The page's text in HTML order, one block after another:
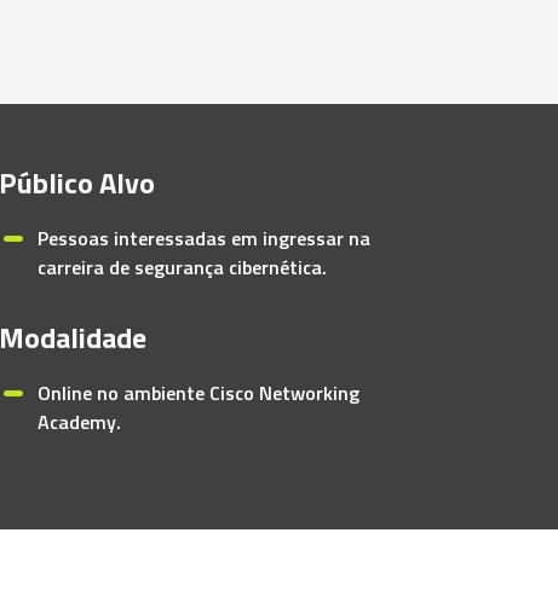
Público Alvo
Pessoas interessadas em ingressar na
carreira de segurança cibernética.
Modalidade
Online no ambiente Cisco Networking
Academy.